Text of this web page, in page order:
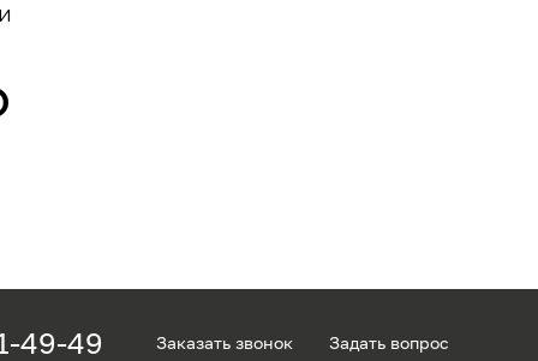
49-49 Заказать звонок Задать вопрос